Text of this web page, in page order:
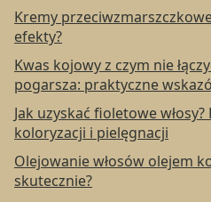
Kremy
efekty?
Kwas kojowy z czym nie
pogarsza: praktyczne
Jak uzyskać fioletowe
koloryzacji i pielęgnacji
Olejowanie włosów olejem
skutecznie?